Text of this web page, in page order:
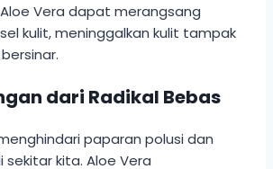
Vera dapat merangsang
kulit, meninggalkan kulit tampak
dari Radikal Bebas
paparan polusi dan
sekitar kita. Aloe Vera